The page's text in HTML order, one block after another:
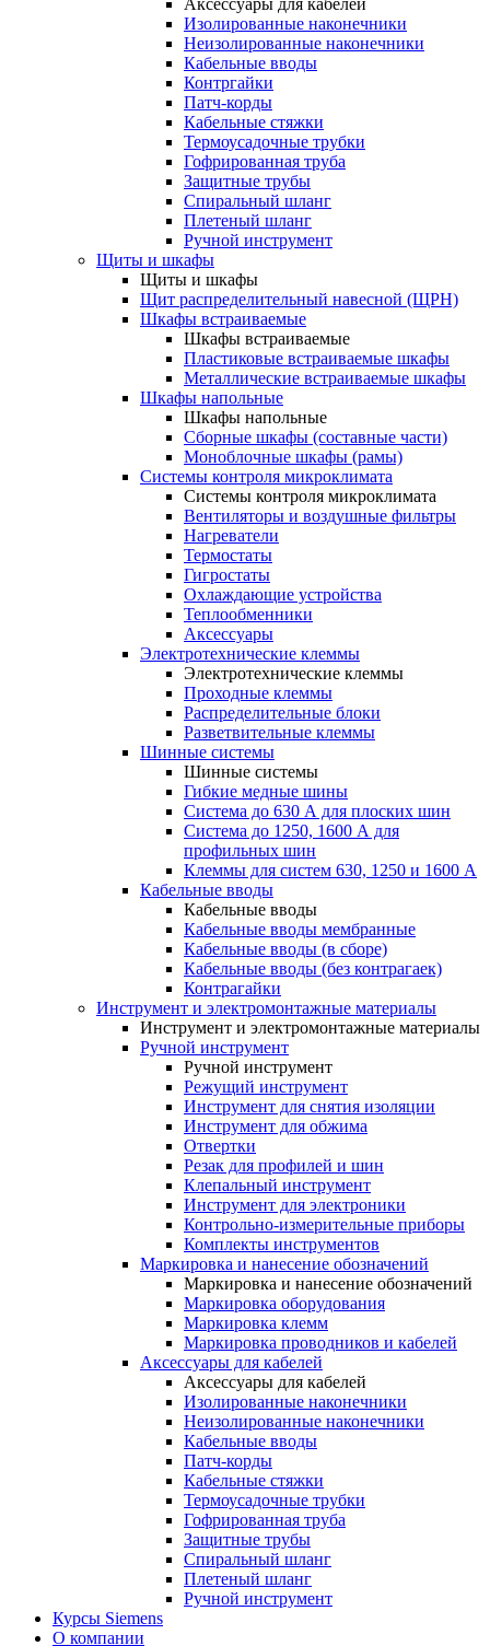
Аксессуары для кабелей
Изолированные наконечники
Неизолированные наконечники
Кабельные вводы
Контргайки
Патч-корды
Кабельные стяжки
Термоусадочные трубки
Гофрированная труба
Защитные трубы
Спиральный шланг
Плетеный шланг
Ручной инструмент
Щиты и шкафы
Щиты и шкафы
Щит распределительный навесной (ЩРН)
Шкафы встраиваемые
Шкафы встраиваемые
Пластиковые встраиваемые шкафы
Металлические встраиваемые шкафы
Шкафы напольные
Шкафы напольные
Сборные шкафы (составные части)
Моноблочные шкафы (рамы)
Системы контроля микроклимата
Системы контроля микроклимата
Вентиляторы и воздушные фильтры
Нагреватели
Термостаты
Гигростаты
Охлаждающие устройства
Теплообменники
Аксессуары
Электротехнические клеммы
Электротехнические клеммы
Проходные клеммы
Распределительные блоки
Разветвительные клеммы
Шинные системы
Шинные системы
Гибкие медные шины
Система до 630 А для плоских шин
Система до 1250, 1600 А для
профильных шин
Клеммы для систем 630, 1250 и 1600 А
Кабельные вводы
Кабельные вводы
Кабельные вводы мембранные
Кабельные вводы (в сборе)
Кабельные вводы (без контрагаек)
Контрагайки
Инструмент и электромонтажные материалы
Инструмент и электромонтажные материалы
Ручной инструмент
Ручной инструмент
Режущий инструмент
Инструмент для снятия изоляции
Инструмент для обжима
Отвертки
Резак для профилей и шин
Клепальный инструмент
Инструмент для электроники
Контрольно-измерительные приборы
Комплекты инструментов
Маркировка и нанесение обозначений
Маркировка и нанесение обозначений
Маркировка оборудования
Маркировка клемм
Маркировка проводников и кабелей
Аксессуары для кабелей
Аксессуары для кабелей
Изолированные наконечники
Неизолированные наконечники
Кабельные вводы
Патч-корды
Кабельные стяжки
Термоусадочные трубки
Гофрированная труба
Защитные трубы
Спиральный шланг
Плетеный шланг
Ручной инструмент
Курсы Siemens
О компании